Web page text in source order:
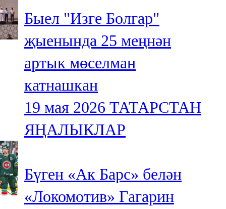
Быел "Изге Болгар"
җыенында 25 меңнән
артык мөселман
катнашкан
19 мая 2026 ТАТАРСТАН
ЯҢАЛЫКЛАР
Бүген «Ак Барс» белән
«Локомотив» Гагарин